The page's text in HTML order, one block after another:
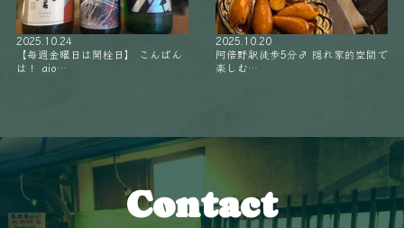
2025.10.24
【毎週金曜日は開栓日】 こんばん
は！ aio…
2025.10.20
阿倍野駅徒歩5分‍♂️ 隠れ家的空間で
楽しむ…
Contact